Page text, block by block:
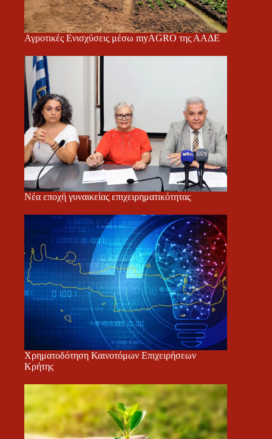
Αγροτικές Ενισχύσεις μέσω myAGRO της ΑΑΔΕ
Νέα εποχή γυναικείας επιχειρηματικότητας
Χρηματοδότηση Καινοτόμων Επιχειρήσεων
Κρήτης